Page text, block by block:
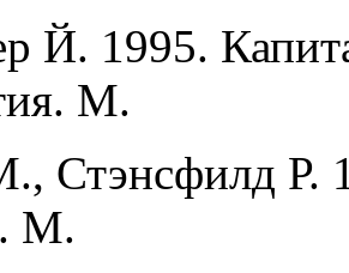
Й. 1995.
М.
Стэнсфилд Р.
М.